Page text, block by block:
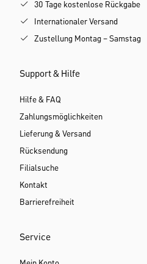
30 Tage kostenlose Rückgabe
Internationaler Versand
Zustellung Montag – Samstag
Support & Hilfe
Hilfe & FAQ
Zahlungsmöglichkeiten
Lieferung & Versand
Rücksendung
Filialsuche
Kontakt
Barrierefreiheit
Service